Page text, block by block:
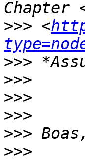
>>> <
>>>
>>>
>>>
>>>
>>>
>>>